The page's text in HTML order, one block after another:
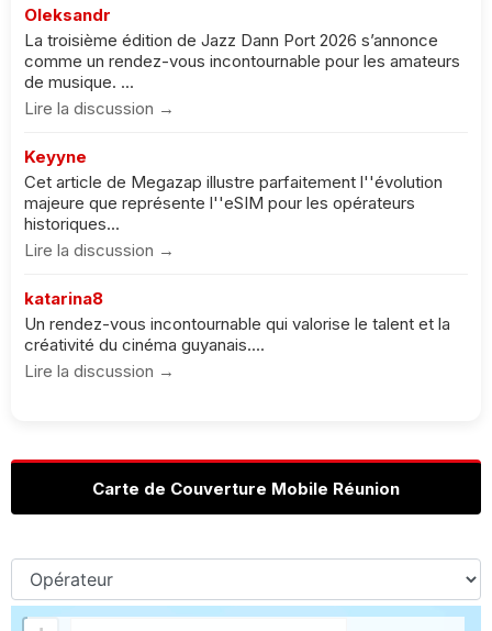
Oleksandr
La troisième édition de Jazz Dann Port 2026 s’annonce
comme un rendez-vous incontournable pour les amateurs
de musique. ...
Lire la discussion →
Keyyne
Cet article de Megazap illustre parfaitement l''évolution
majeure que représente l''eSIM pour les opérateurs
historiques...
Lire la discussion →
katarina8
Un rendez-vous incontournable qui valorise le talent et la
créativité du cinéma guyanais....
Lire la discussion →
Carte de Couverture Mobile Réunion